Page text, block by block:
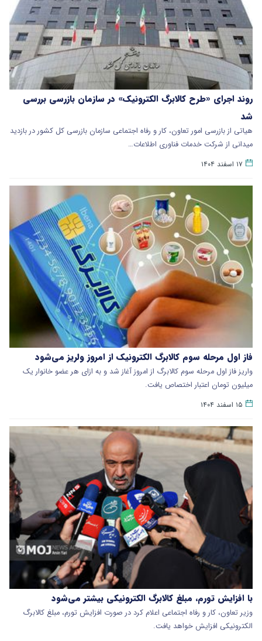
روند اجرای «طرح کالابرگ الکترونیک» در سازمان بازرسی بررسی
شد
هیاتی از بازرسی امور تعاون، کار و رفاه اجتماعی سازمان بازرسی کل کشور در بازدید
میدانی از شرکت خدمات فناوری اطلاعات…
۱۷ اسفند ۱۴۰۴
فاز اول مرحله سوم کالابرگ الکترونیک از امروز ولریز می‌شود
واریز فاز اول مرحله سوم کالابرگ از امروز آغاز شد و به ازای هر عضو خانوار یک
میلیون تومان اعتبار اختصاص یافت.
۱۵ اسفند ۱۴۰۴
با افزایش تورم، مبلغ کالابرگ الکترونیکی بیشتر می‌شود
وزیر تعاون، کار و رفاه اجتماعی اعلام کرد در صورت افزایش تورم، مبلغ کالابرگ
الکترونیکی افزایش خواهد یافت.